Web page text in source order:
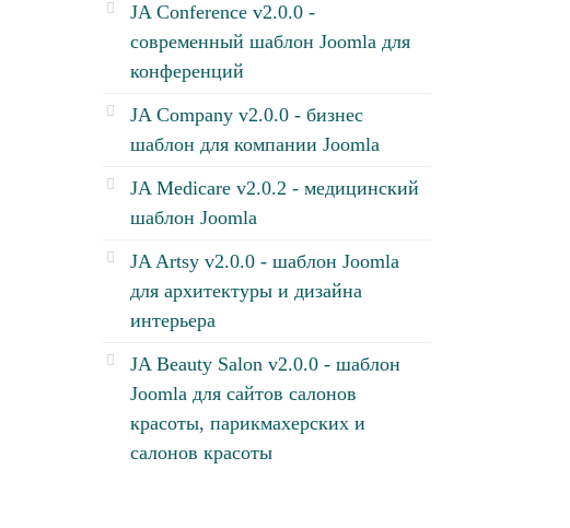
JA Conference v2.0.0 -
современный шаблон Joomla для
конференций
JA Company v2.0.0 - бизнес
шаблон для компании Joomla
JA Medicare v2.0.2 - медицинский
шаблон Joomla
JA Artsy v2.0.0 - шаблон Joomla
для архитектуры и дизайна
интерьера
JA Beauty Salon v2.0.0 - шаблон
Joomla для сайтов салонов
красоты, парикмахерских и
салонов красоты